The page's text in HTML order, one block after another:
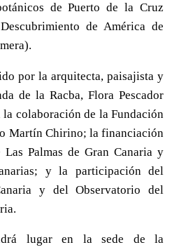
de Puerto de la Cruz
de América de
por la arquitecta, paisajista y
de la Racba, Flora Pescador
la colaboración de la Fundación
Martín Chirino; la financiación
Palmas de Gran Canaria y
y la participación del
y del Observatorio del
lugar en la sede de la